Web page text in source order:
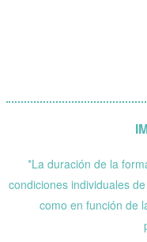
*La duración de la
condiciones individuales
como en función de